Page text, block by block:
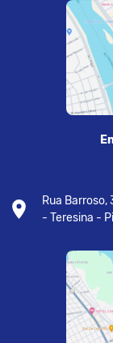
Rua
- Teresina -